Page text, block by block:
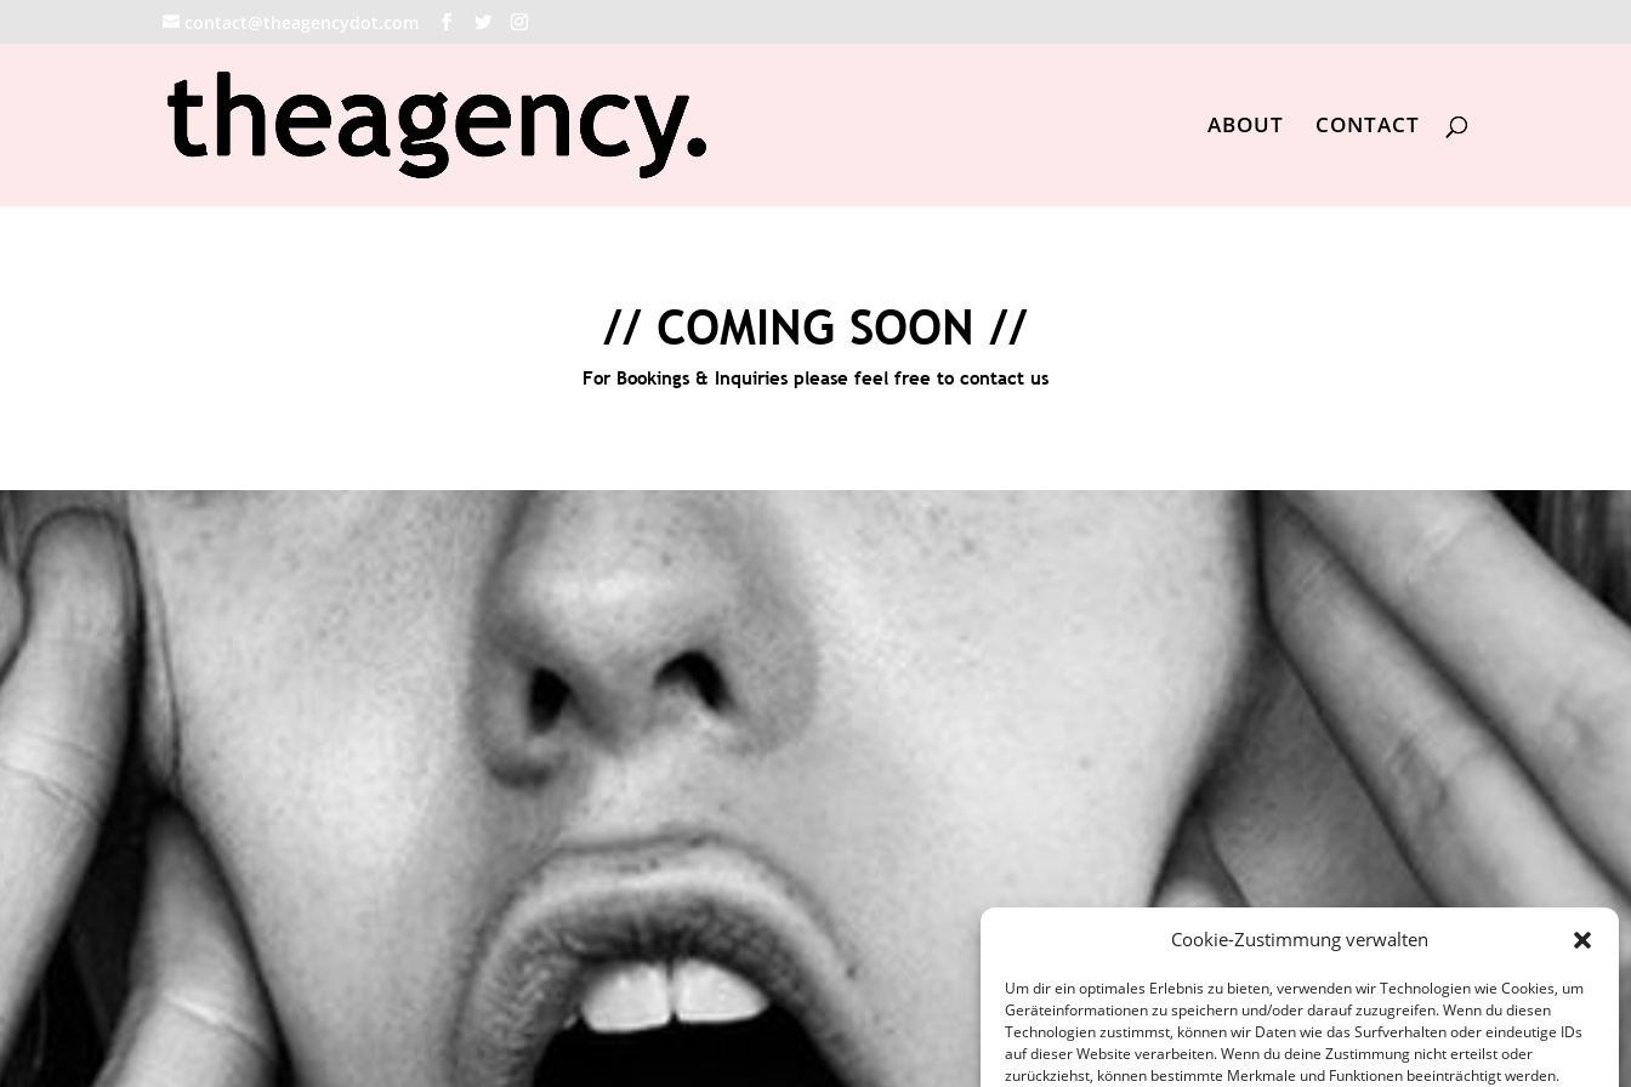
Cookie-Zustimmung verwalten
Um dir ein optimales Erlebnis zu bieten, verwenden wir Technologien wie Cookies, um
Geräteinformationen zu speichern und/oder darauf zuzugreifen. Wenn du diesen
Technologien zustimmst, können wir Daten wie das Surfverhalten oder eindeutige IDs
auf dieser Website verarbeiten. Wenn du deine Zustimmung nicht erteilst oder
zurückziehst, können bestimmte Merkmale und Funktionen beeinträchtigt werden.
contact@theagencydot.com
ABOUT CONTACT
// COMING SOON //
For Bookings & Inquiries please feel free to contact us